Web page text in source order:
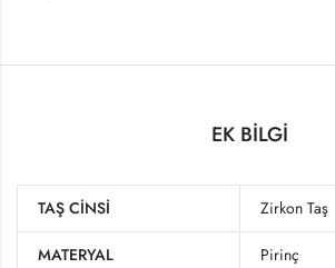
EK BILGI
TAŞ CINSI Zirkon Taş
MATERYAL Pirinç